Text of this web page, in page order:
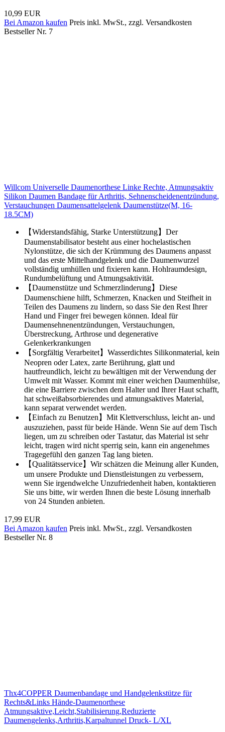
10,99 EUR
Bei Amazon kaufen Preis inkl. MwSt., zzgl. Versandkosten
Bestseller Nr. 7
Willcom Universelle Daumenorthese Linke Rechte, Atmungsaktiv
Silikon Daumen Bandage für Arthritis, Sehnenscheidenentzündung,
Verstauchungen Daumensattelgelenk Daumenstütze(M, 16-
18.5CM)
【Widerstandsfähig, Starke Unterstützung】Der
Daumenstabilisator besteht aus einer hochelastischen
Nylonstütze, die sich der Krümmung des Daumens anpasst
und das erste Mittelhandgelenk und die Daumenwurzel
vollständig umhüllen und fixieren kann. Hohlraumdesign,
Rundumbelüftung und Atmungsaktivität.
【Daumenstütze und Schmerzlinderung】Diese
Daumenschiene hilft, Schmerzen, Knacken und Steifheit in
Teilen des Daumens zu lindern, so dass Sie den Rest Ihrer
Hand und Finger frei bewegen können. Ideal für
Daumensehnenentzündungen, Verstauchungen,
Überstreckung, Arthrose und degenerative
Gelenkerkrankungen
【Sorgfältig Verarbeitet】Wasserdichtes Silikonmaterial, kein
Neopren oder Latex, zarte Berührung, glatt und
hautfreundlich, leicht zu bewältigen mit der Verwendung der
Umwelt mit Wasser. Kommt mit einer weichen Daumenhülse,
die eine Barriere zwischen dem Halter und Ihrer Haut schafft,
hat schweißabsorbierendes und atmungsaktives Material,
kann separat verwendet werden.
【Einfach zu Benutzen】Mit Klettverschluss, leicht an- und
auszuziehen, passt für beide Hände. Wenn Sie auf dem Tisch
liegen, um zu schreiben oder Tastatur, das Material ist sehr
leicht, tragen wird nicht sperrig sein, kann ein angenehmes
Tragegefühl den ganzen Tag lang bieten.
【Qualitätsservice】Wir schätzen die Meinung aller Kunden,
um unsere Produkte und Dienstleistungen zu verbessern,
wenn Sie irgendwelche Unzufriedenheit haben, kontaktieren
Sie uns bitte, wir werden Ihnen die beste Lösung innerhalb
von 24 Stunden anbieten.
17,99 EUR
Bei Amazon kaufen Preis inkl. MwSt., zzgl. Versandkosten
Bestseller Nr. 8
Thx4COPPER Daumenbandage und Handgelenkstütze für
Rechts&Links Hände-Daumenorthese
Atmungsaktive,Leicht,Stabilisierung,Reduzierte
Daumengelenks,Arthritis,Karpaltunnel Druck- L/XL